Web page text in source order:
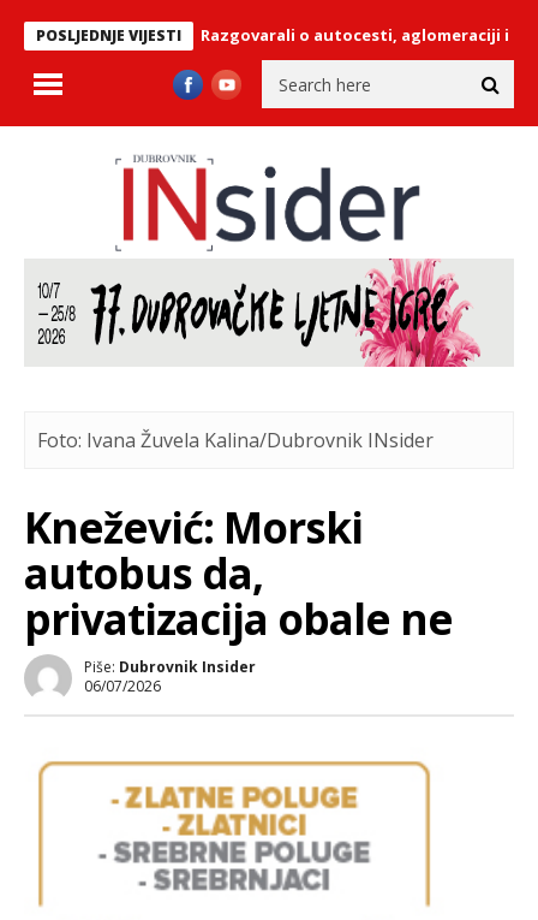
POSLJEDNJE VIJESTI
čelnicima: Razgovarali o autocesti, aglomeraciji i
Foto: Ivana Žuvela Kalina/Dubrovnik INsider
Knežević: Morski
autobus da,
privatizacija obale ne
Piše: Dubrovnik Insider
06/07/2026